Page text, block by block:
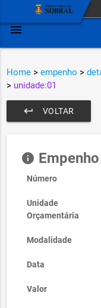
menu
Home > empenho >
> unidade:01
VOLTAR
keyboard_return
info Empenho
Número
Unidade
Orçamentária
Modalidade
Data
Valor